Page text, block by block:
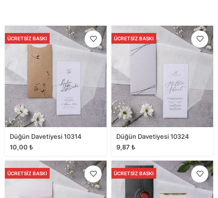
ÜCRETSIZ BASKI
Düğün Davetiyesi 10314
10,00 ₺
ÜCRETSIZ BASKI
Düğün Davetiyesi 10324
9,87 ₺
ÜCRETSIZ BASKI ÜCRETSIZ BASKI